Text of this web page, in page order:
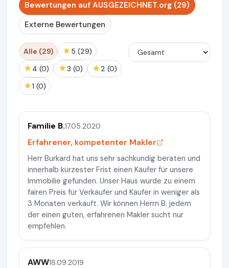
Bewertungen auf AUSGEZEICHNET.org (29)
Externe Bewertungen
Alle (29) ★ 5 (29)
★ 4 (0) ★ 3 (0) ★ 2 (0)
★ 1 (0)
Familie B.17.05.2020
Erfahrener, kompetenter Makler
Herr Burkard hat uns sehr sachkundig beraten und
innerhalb kürzester Frist einen Käufer für unsere
Immobilie gefunden. Unser Haus wurde zu einem
fairen Preis für Verkäufer und Käufer in weniger als
3 Monaten verkauft. Wir können Herrn B. jedem
der einen guten, erfahrenen Makler sucht nur
empfehlen.
AWW18.09.2019